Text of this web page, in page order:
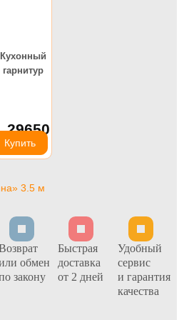
Кухонный
гарнитур
29650
руб.
Купить
3.5 м
обмен
закону
Быстрая
доставка
от 2 дней
Удобный
сервис
и гарантия
качества